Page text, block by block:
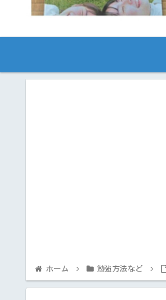
ホーム 勉強方法など